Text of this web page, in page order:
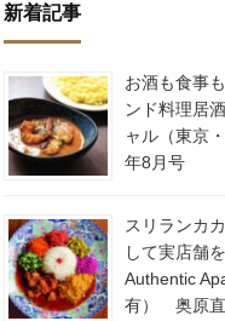
新着記事
お酒も食事
ンド料理居
ャル（東京
年8月号
スリランカ
して実店舗
Authentic
有） 奥原